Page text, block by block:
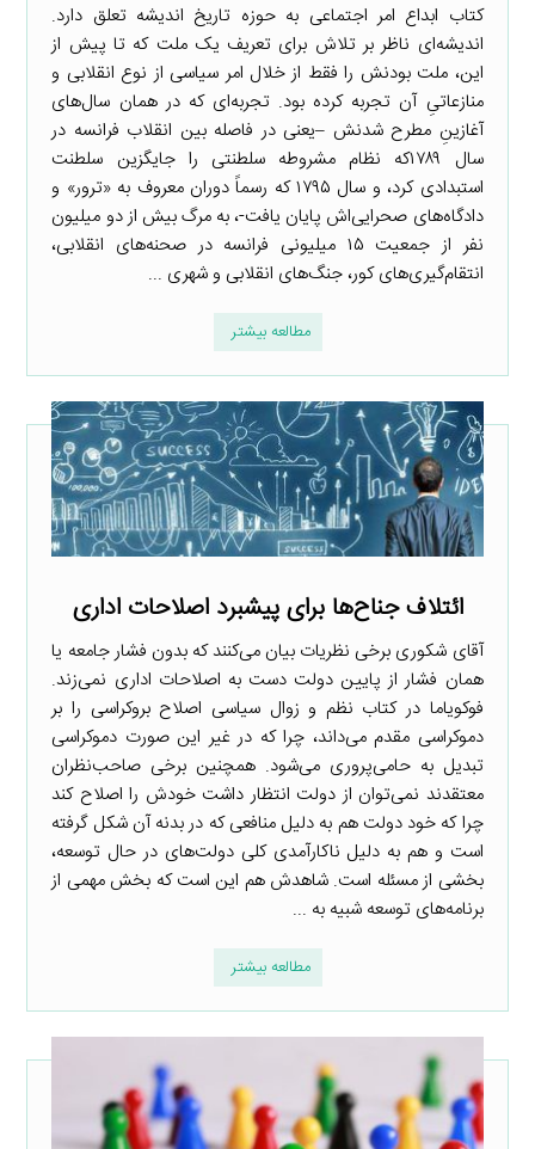
کتاب ابداع امر اجتماعی به حوزه تاریخ اندیشه تعلق دارد.
اندیشه‌ای ناظر بر تلاش برای تعریف یک ملت که تا پیش از
این، ملت بودنش را فقط از خلال امر سیاسی از نوع انقلابی و
منازعاتیِ آن تجربه کرده بود. تجربه‌ای که در همان سال‌های
آغازینِ مطرح شدنش –یعنی در فاصله بین انقلاب فرانسه در
سال ۱۷۸۹که نظام مشروطه سلطنتی را جایگزین سلطنت
استبدادی کرد، و سال ۱۷۹۵ که رسماً دوران معروف به «ترور» و
دادگاه‌های صحرایی‌اش پایان یافت-، به مرگ بیش از دو میلیون
نفر از جمعیت ۱۵ میلیونی فرانسه در صحنه‌های انقلابی،
انتقام‌گیری‌های کور، جنگ‌های انقلابی و شهری ...
مطالعه بیشتر
ائتلاف جناح‌ها برای پیشبرد اصلاحات اداری
آقای شکوری برخی نظریات بیان می‌کنند که بدون فشار جامعه یا
همان فشار از پایین دولت دست به اصلاحات اداری نمی‌زند.
فوکویاما در کتاب نظم و زوال سیاسی اصلاح بروکراسی را بر
دموکراسی مقدم می‌داند، چرا که در غیر این صورت دموکراسی
تبدیل به حامی‌پروری می‌شود. همچنین برخی صاحب‌نظران
معتقدند نمی‌توان از دولت انتظار داشت خودش را اصلاح کند
چرا که خود دولت هم به دلیل منافعی که در بدنه آن شکل گرفته
است و هم به دلیل ناکارآمدی کلی دولت‌های در حال توسعه،
بخشی از مسئله است. شاهدش هم این است که بخش مهمی از
برنامه‌های توسعه شبیه به ...
مطالعه بیشتر